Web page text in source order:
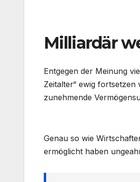
Milliardär
Entgegen der Meinung
Zeitalter“ ewig fortsetzen
zunehmende
Genau so wie
ermöglicht haben